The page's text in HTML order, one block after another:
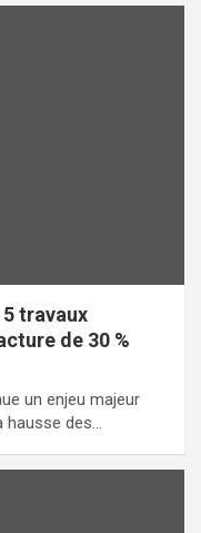
travaux
de 30 %
un enjeu majeur
hausse des…